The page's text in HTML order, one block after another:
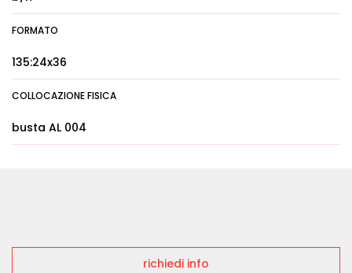
FORMATO
135:24x36
COLLOCAZIONE FISICA
busta AL 004
richiedi info